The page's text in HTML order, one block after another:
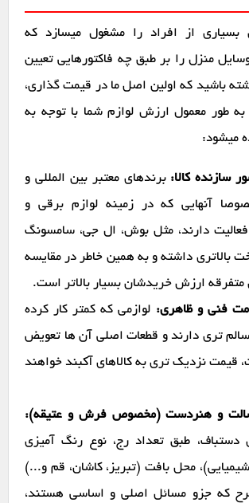
از افراد را مشغول میسازد که
منزل را بر طبق چه فاکتورهایی تعیین
باشید که اولین اصل ما در قیمت گذاری،
طور معمول ارزش لوازم شما با توجه به
میشود:
سازنده کالا: برندهای معتبر بین المللی و
آنهایی که در زمینه لوازم برقی و
فعالیت دارند، مثل بوش، ال جی، سامسونگ
بالاتری داشته و به همین خاطر در مقایسه
متفرقه ارزش خریدشان بسیار بالاتر است.
فنی و ظاهری: لوازمی که کمتر کار کرده
سالم تری دارند و قطعات اصلی آن ها تعویض
قیمت نزدیک تری به کالاهای آکبند خواهند
و هنردست (مخصوص فرش و عتیقه):
طبق تعداد رج، نوع رنگ آمیزی
محل بافت (تبریز، کاشان، قم و...)
که جزو مسائل اصلی و اساسی هستند،